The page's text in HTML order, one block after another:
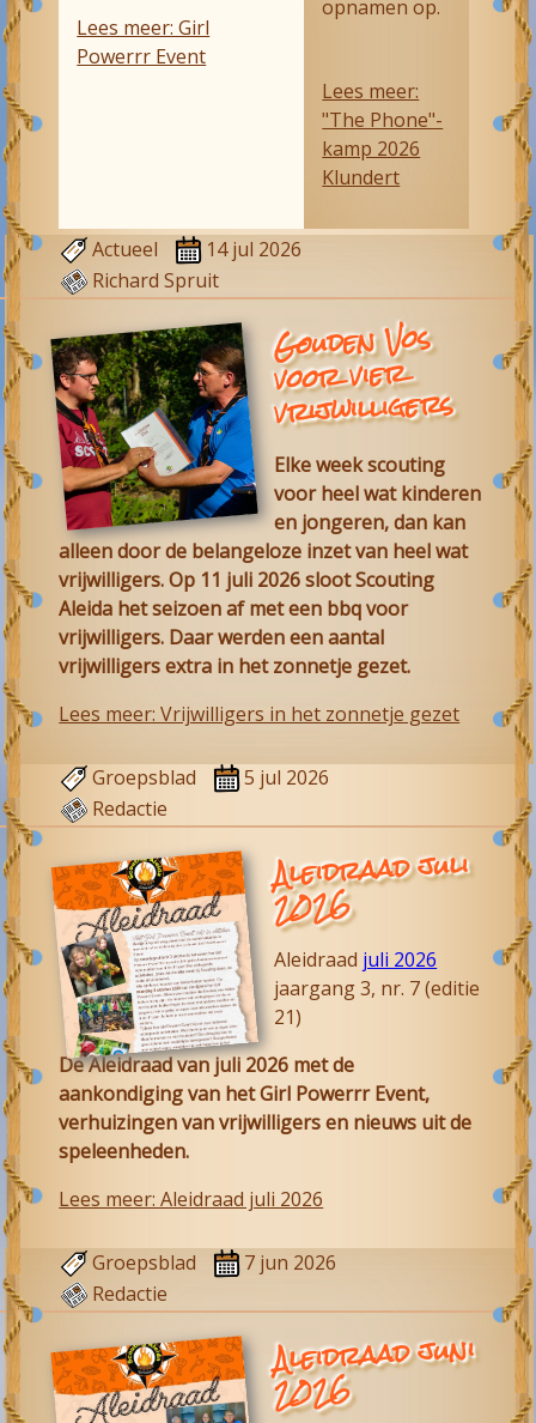
Lees meer: Girl
Powerrr Event
opnamen op.
Lees meer:
"The Phone"-
kamp 2026
Klundert
Richard Spruit
Actueel 14 jul 2026
Gouden Vos
voor vier
vrijwilligers
Elke week scouting
voor heel wat kinderen
en jongeren, dan kan
alleen door de belangeloze inzet van heel wat
vrijwilligers. Op 11 juli 2026 sloot Scouting
Aleida het seizoen af met een bbq voor
vrijwilligers. Daar werden een aantal
vrijwilligers extra in het zonnetje gezet.
Lees meer: Vrijwilligers in het zonnetje gezet
Redactie
Groepsblad 5 jul 2026
Aleidraad juli
2026
Aleidraad juli 2026
jaargang 3, nr. 7 (editie
21)
De Aleidraad van juli 2026 met de
aankondiging van het Girl Powerrr Event,
verhuizingen van vrijwilligers en nieuws uit de
speleenheden.
Lees meer: Aleidraad juli 2026
Redactie
Groepsblad 7 jun 2026
Aleidraad juni
2026